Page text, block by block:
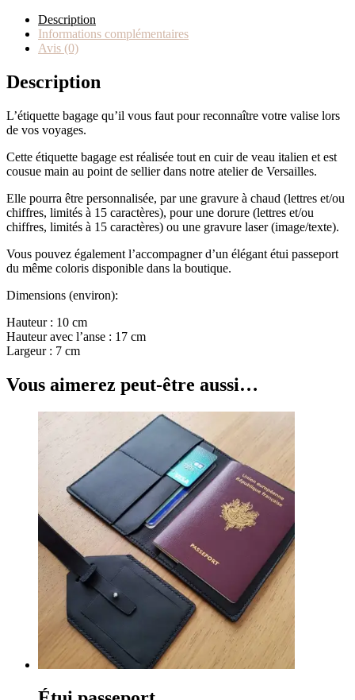
Description
Informations complémentaires
Avis (0)
Description
L’étiquette bagage qu’il vous faut pour reconnaître votre valise lors
de vos voyages.
Cette étiquette bagage est réalisée tout en cuir de veau italien et est
cousue main au point de sellier dans notre atelier de Versailles.
Elle pourra être personnalisée, par une gravure à chaud (lettres et/ou
chiffres, limités à 15 caractères), pour une dorure (lettres et/ou
chiffres, limités à 15 caractères) ou une gravure laser (image/texte).
Vous pouvez également l’accompagner d’un élégant étui passeport
du même coloris disponible dans la boutique.
Dimensions (environ):
Hauteur : 10 cm
Hauteur avec l’anse : 17 cm
Largeur : 7 cm
Vous aimerez peut-être aussi…